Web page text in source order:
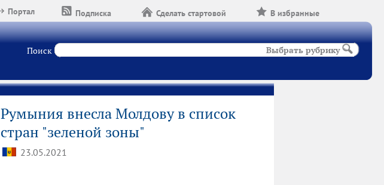
В избранные
Сделать стартовой
Подписка
Портал
Поиск Выбрать рубрику
Румыния внесла Молдову в список
стран "зеленой зоны"
23.05.2021